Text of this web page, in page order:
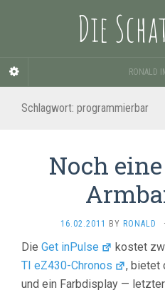
Die
RONALD
Schlagwort: programmierbar
Noch
16.02.2011 BY RONALD ·
Die Get inPulse
kostet
TI eZ430-Chronos
, bietet
und ein Farbdisplay —